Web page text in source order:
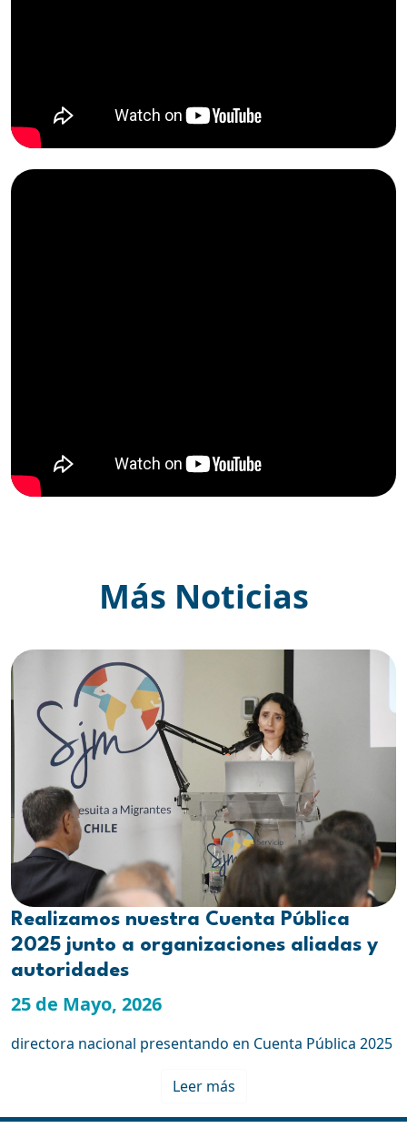
Más Noticias
Realizamos nuestra Cuenta Pública
2025 junto a organizaciones aliadas y
autoridades
25 de Mayo, 2026
directora nacional presentando en Cuenta Pública 2025
Leer más